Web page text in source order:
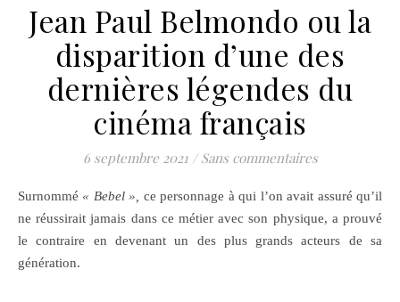
Jean Paul Belmondo ou la
disparition d’une des
dernières légendes du
cinéma français
6 septembre 2021 / Sans commentaires
Surnommé « Bebel »,
ce personnage à qui l’on avait assuré qu’il
ne réussirait jamais dans ce métier avec son physique, a prouvé
le contraire en devenant un des plus grands acteurs de sa
génération.